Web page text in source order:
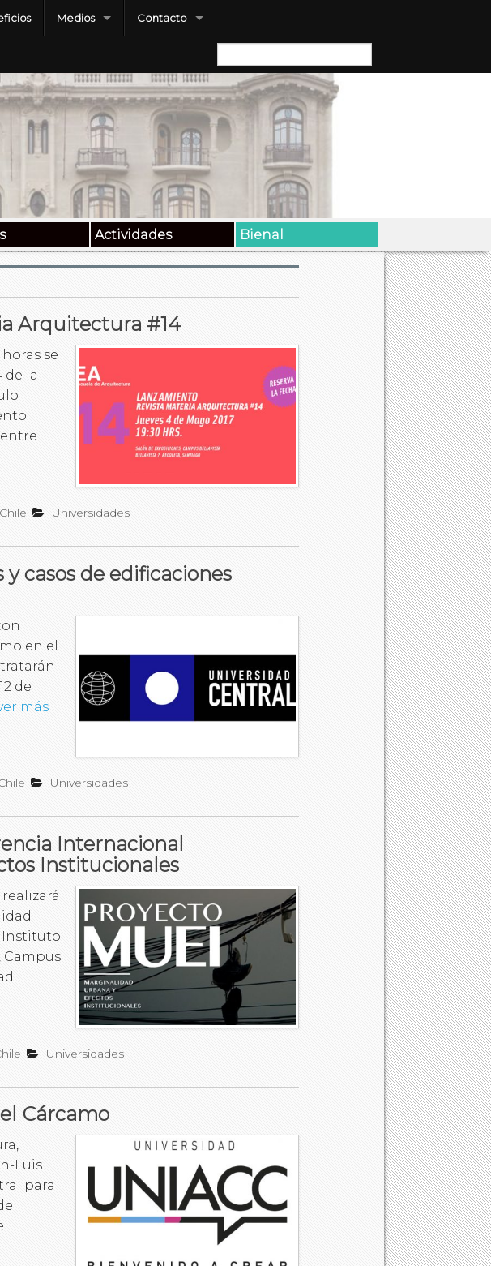
Medios Contacto
Buscar:
Actividades Bienal
Arquitectura #14
se
de la
Universidades
casos de edificaciones
en el
de
más
Universidades
Internacional
Institucionales
realizará
Instituto
Campus
Universidades
Cárcamo
Luis
para